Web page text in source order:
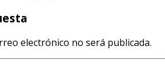
electrónico no será publicada.